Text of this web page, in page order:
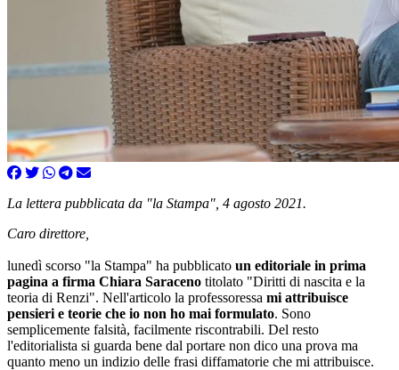
La lettera pubblicata da "la Stampa", 4 agosto 2021.
Caro direttore,
lunedì scorso "la Stampa" ha pubblicato un editoriale in prima
pagina a firma Chiara Saraceno titolato "Diritti di nascita e la
teoria di Renzi". Nell'articolo la professoressa mi attribuisce
pensieri e teorie che io non ho mai formulato. Sono
semplicemente falsità, facilmente riscontrabili. Del resto
l'editorialista si guarda bene dal portare non dico una prova ma
quanto meno un indizio delle frasi diffamatorie che mi attribuisce.